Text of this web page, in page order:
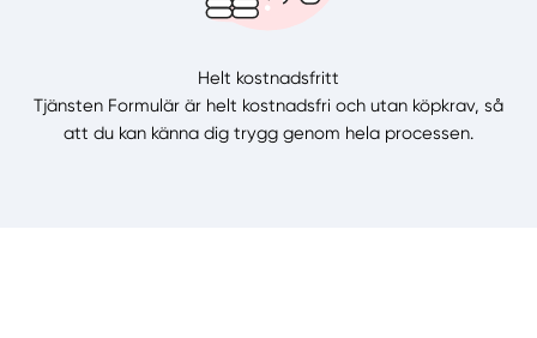
Helt kostnadsfritt
Tjänsten Formulär är helt kostnadsfri och utan köpkrav, så
att du kan känna dig trygg genom hela processen.